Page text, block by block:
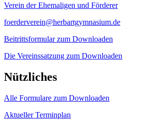
Verein der Ehemaligen und Förderer
foerderverein@herbartgymnasium.de
Beitrittsformular zum Downloaden
Die Vereinssatzung zum Downloaden
Nützliches
Alle Formulare zum Downloaden
Aktueller Terminplan